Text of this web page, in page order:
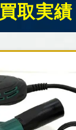
買取実績